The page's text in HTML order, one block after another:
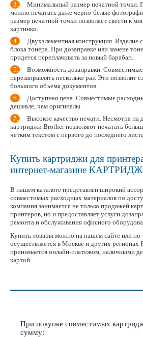
Минимальный размер печатной точки.
можно печатать даже черно-белые
размер печатной точки позволяет свести к
картинки.
Двухэлементная конструкция. Изделие
блока тонера. При дозаправке или замене
придется переплачивать за новый барабан.
Возможность дозаправки.
перезаправлять несколько раз. Это позволит
большого объема документов.
Доступная цена. Совместимые
дешевле, чем оригиналы.
Высокое качество печати. Несмотря на
картриджи Brother позволяют печатать
четким текстом с первого до последнего
Купить картриджи для
интернет-магазине
В нашем каталоге представлен широкий
совместимых расходных материалов по
компания занимается не только продажей
принтеров, но и предоставляет услуги
ремонта и обслуживания офисного
Купить товары можно на нашем сайте или по
осуществляется в Москве и других регионах
принимается онлайн-платежом, наличными
картой.
При покупке совместимых
сумму: